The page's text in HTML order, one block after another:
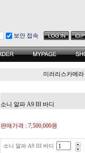
보안 접속
미러리스카메라
소니 알파 A9 III 바디
판매가격 : 7,500,000원
소니 알파 A9 III 바디